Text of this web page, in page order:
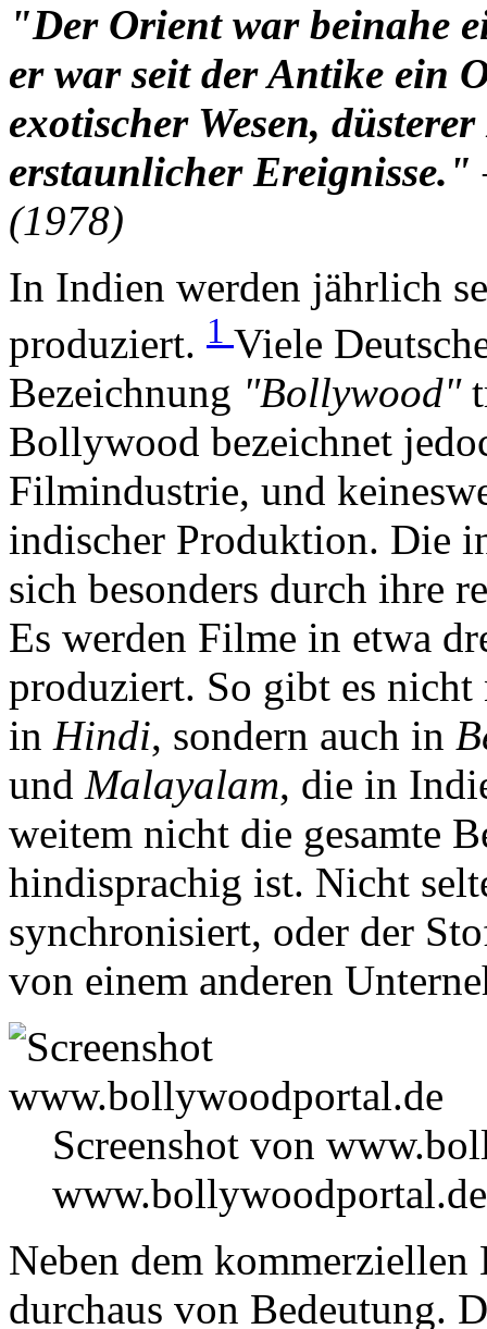
"Der Orient war beinahe
er war seit der Antike ein
exotischer Wesen,
erstaunlicher Ereignisse."
(1978)
In Indien werden jährlich
produziert. 1 Viele
Bezeichnung "Bollywood"
Bollywood bezeichnet
Filmindustrie, und
indischer Produktion. Die
sich besonders durch ihre
Es werden Filme in etwa
produziert. So gibt es
in Hindi, sondern auch in
und Malayalam, die in
weitem nicht die gesamte
hindisprachig ist. Nicht
synchronisiert, oder der
von einem anderen
Screenshot von
www.bollywoodportal.de
Neben dem
durchaus von Bedeutung.